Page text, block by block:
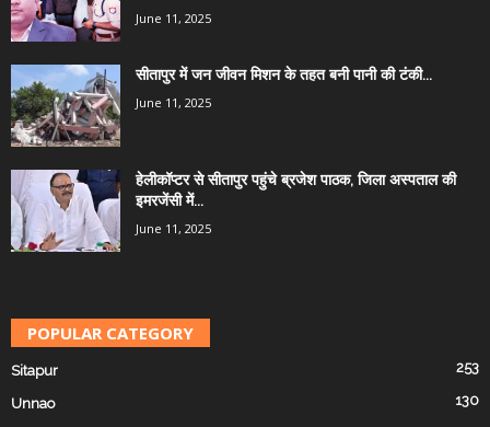
June 11, 2025
सीतापुर में जन जीवन मिशन के तहत बनी पानी की टंकी...
June 11, 2025
हेलीकॉप्टर से सीतापुर पहुंचे ब्रजेश पाठक, जिला अस्पताल की
इमरजेंसी में...
June 11, 2025
POPULAR CATEGORY
Sitapur 253
Unnao
130